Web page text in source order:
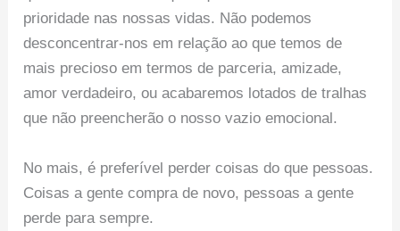
prioridade nas nossas vidas. Não podemos
desconcentrar-nos em relação ao que temos de
mais precioso em termos de parceria, amizade,
amor verdadeiro, ou acabaremos lotados de tralhas
que não preencherão o nosso vazio emocional.
No mais, é preferível perder coisas do que pessoas.
Coisas a gente compra de novo, pessoas a gente
perde para sempre.